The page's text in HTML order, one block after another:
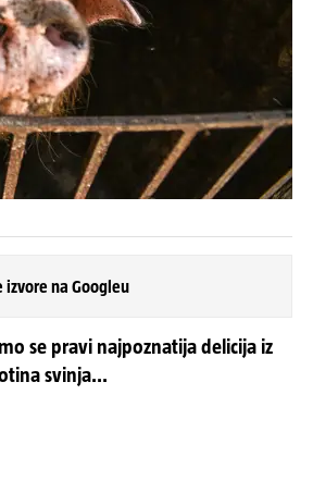
na Googleu
se pravi najpoznatija delicija iz
svinja...